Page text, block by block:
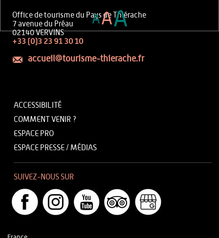
Office de tourisme du Pays de Thiérache
7 avenue du Préau
02140 VERVINS
+33 (0)3 23 91 30 10
accueil@tourisme-thierache.fr
ACCESSIBILITÉ
COMMENT VENIR ?
ESPACE PRO
ESPACE PRESSE / MÉDIAS
SUIVEZ-NOUS SUR
AAA